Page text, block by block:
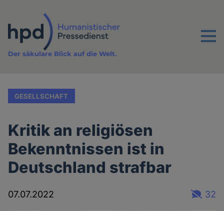
Inhalt
Menu
Der säkulare Blick auf die Welt.
GESELLSCHAFT
Kritik an religiösen
Bekenntnissen ist in
Deutschland strafbar
07.07.2022 32